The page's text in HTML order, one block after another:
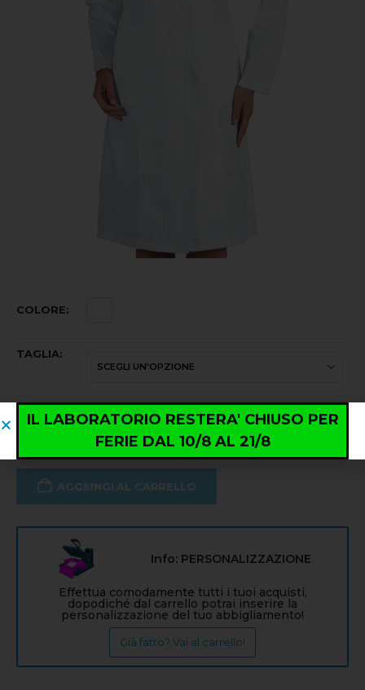
COLORE
TAGLIA
AGGIUNGI AL CARRELLO
Info: PERSONALIZZAZIONE
Effettua comodamente tutti i tuoi acquisti,
dopodiché dal carrello potrai inserire la
personalizzazione del tuo abbigliamento!
Già fatto? Vai al carrello!
IL LABORATORIO RESTERA' CHIUSO PER
FERIE DAL 10/8 AL 21/8